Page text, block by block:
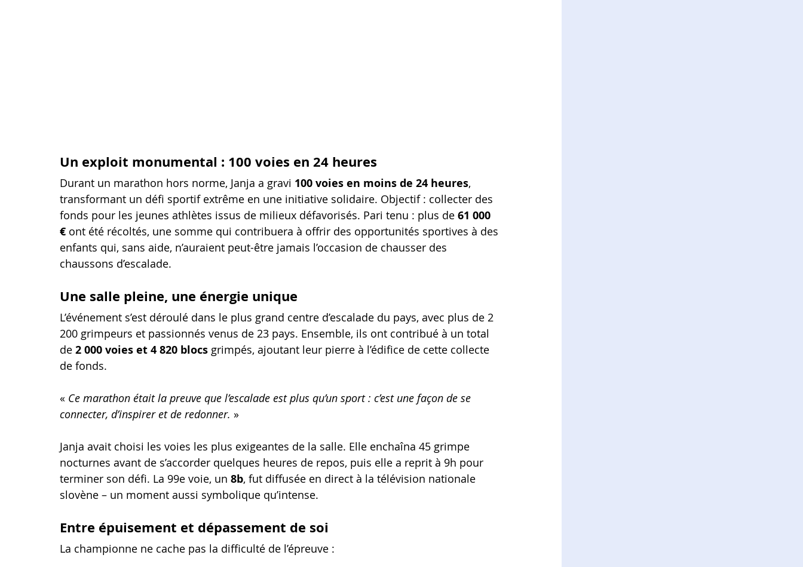
Un exploit monumental : 100 voies en 24 heures
Durant un marathon hors norme, Janja a gravi 100 voies en moins de 24 heures,
transformant un défi sportif extrême en une initiative solidaire. Objectif : collecter des
fonds pour les jeunes athlètes issus de milieux défavorisés. Pari tenu : plus de 61 000
€ ont été récoltés, une somme qui contribuera à offrir des opportunités sportives à des
enfants qui, sans aide, n’auraient peut-être jamais l’occasion de chausser des
chaussons d’escalade.
Une salle pleine, une énergie unique
L’événement s’est déroulé dans le plus grand centre d’escalade du pays, avec plus de 2
200 grimpeurs et passionnés venus de 23 pays. Ensemble, ils ont contribué à un total
de 2 000 voies et 4 820 blocs grimpés, ajoutant leur pierre à l’édifice de cette collecte
de fonds.
« Ce marathon était la preuve que l’escalade est plus qu’un sport : c’est une façon de se
connecter, d’inspirer et de redonner. »
Janja avait choisi les voies les plus exigeantes de la salle. Elle enchaîna 45 grimpe
nocturnes avant de s’accorder quelques heures de repos, puis elle a reprit à 9h pour
terminer son défi. La 99e voie, un 8b, fut diffusée en direct à la télévision nationale
slovène – un moment aussi symbolique qu’intense.
Entre épuisement et dépassement de soi
La championne ne cache pas la difficulté de l’épreuve :